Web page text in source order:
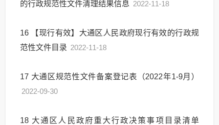
的行政规范性文件清理结果信息 2022-11-18
16
【现行有效】大通区人民政府现行有效的行政规
范性文件目录 2022-11-18
17 大通区规范性文件备案登记表（2022年1-9月）
2022-09-30
18 大通区人民政府重大行政决策事项目录清单